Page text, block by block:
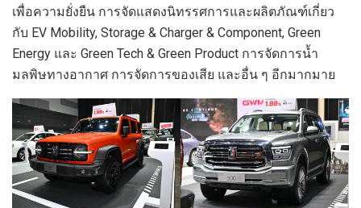
เพื่อความยั่งยืน การจัดแสดงนิทรรศการและผลิตภัณฑ์เกี่ยว
กับ EV Mobility, Storage & Charger & Component, Green
Energy และ Green Tech & Green Product การจัดการน้ำ
มลพิษทางอากาศ การจัดการของเสีย และอื่น ๆ อีกมากมาย